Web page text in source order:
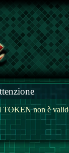
TOKEN non è